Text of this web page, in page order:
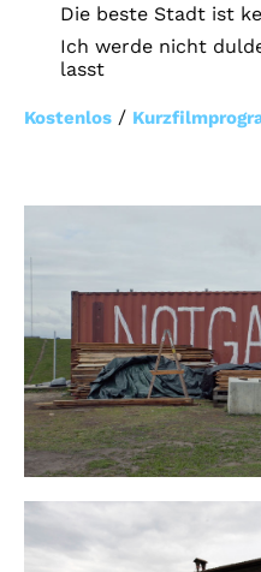
Die beste Stadt ist
Ich werde nicht
lasst
Kostenlos /